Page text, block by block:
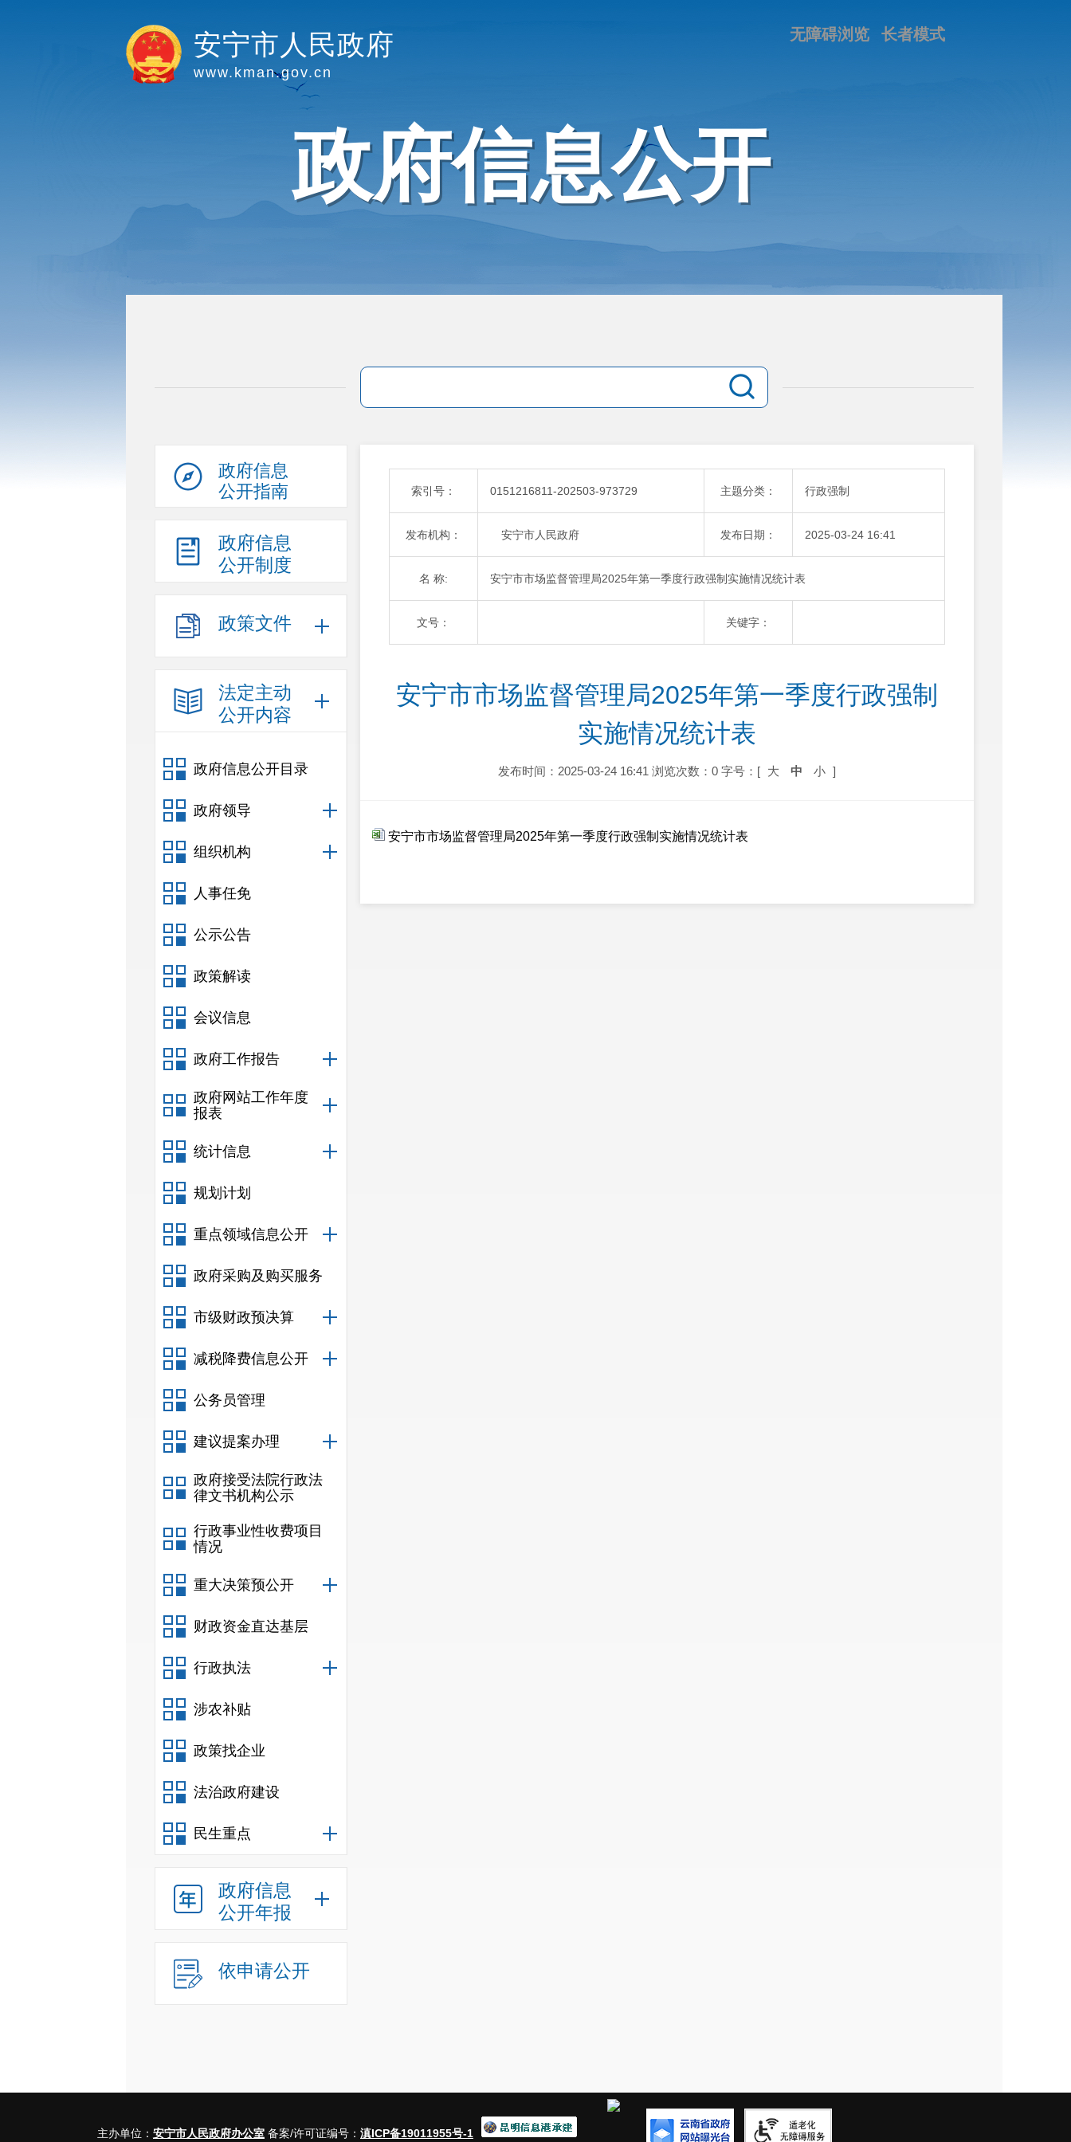
长者模式
无障碍浏览
安宁市人民政府
www.kman.gov.cn
政府信息公开
政府信息
公开指南
政府信息
公开制度
政策文件
法定主动
公开内容
政府信息公开目录
政府领导
组织机构
人事任免
公示公告
政策解读
会议信息
政府工作报告
政府网站工作年度
报表
统计信息
规划计划
重点领域信息公开
政府采购及购买服务
市级财政预决算
减税降费信息公开
公务员管理
建议提案办理
政府接受法院行政法
律文书机构公示
行政事业性收费项目
情况
重大决策预公开
财政资金直达基层
行政执法
涉农补贴
政策找企业
法治政府建设
民生重点
政府信息
公开年报
依申请公开
索引号： 0151216811-202503-973729 主题分类： 行政强制
发布机构： 安宁市人民政府 发布日期： 2025-03-24 16:41
名 称: 安宁市市场监督管理局2025年第一季度行政强制实施情况统计表
文号： 关键字：
安宁市市场监督管理局2025年第一季度行政强制
实施情况统计表
发布时间：2025-03-24 16:41 浏览次数：0 字号：[ 大 中 小 ]
安宁市市场监督管理局2025年第一季度行政强制实施情况统计表
主办单位： 安宁市人民政府办公室 备案/许可证编号： 滇ICP备19011955号-1